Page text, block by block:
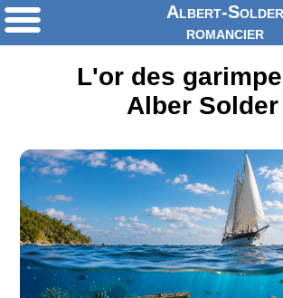
Albert-Solder
romancier
L'or des
Alber Solder